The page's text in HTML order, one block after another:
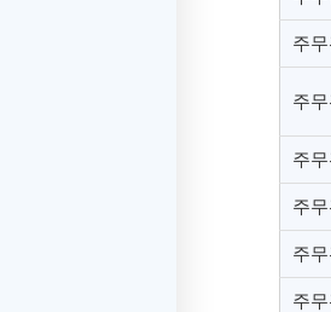
주
주
주
주
주
주